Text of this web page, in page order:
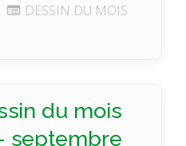
DESSIN DU MOIS
du mois
septembre